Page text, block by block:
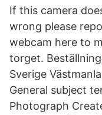
If this camera
wrong please
webcam here to
torget.
Sverige
General subject
Photograph